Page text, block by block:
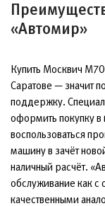
«Автомир»
Купить Москвич
Саратове — значит
поддержку.
оформить покупку в
воспользоваться
машину в зачёт
наличный расчёт.
обслуживание как с
качественными